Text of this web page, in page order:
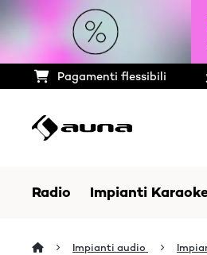
Pagamenti flessibili
Radio Impianti
Impianti audio